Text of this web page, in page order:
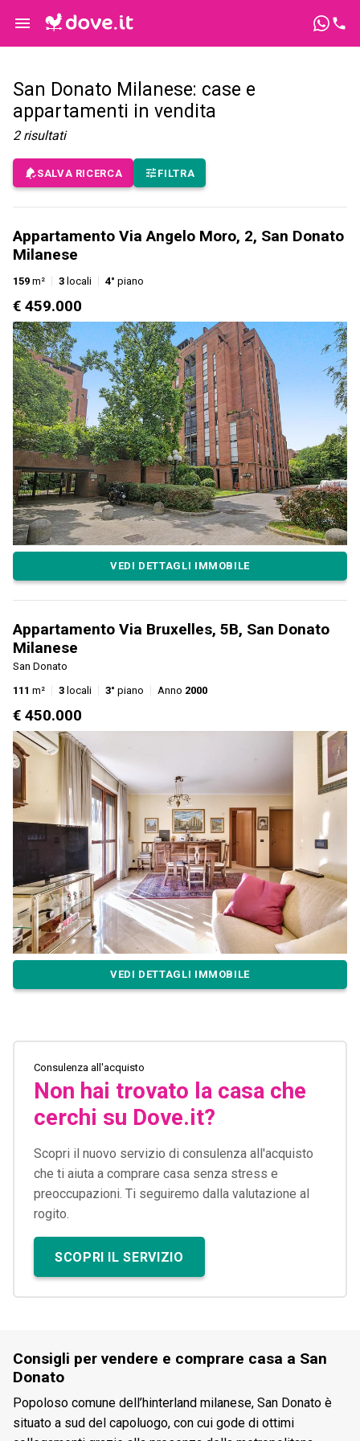
San Donato Milanese: case e
appartamenti in vendita
2 risultati
SALVA RICERCA FILTRA
Appartamento Via Angelo Moro, 2, San Donato
Milanese
159 m² 3 locali 4° piano
€ 459.000
VEDI DETTAGLI IMMOBILE
Appartamento Via Bruxelles, 5B, San Donato
Milanese
San Donato
111 m² 3 locali 3° piano Anno 2000
€ 450.000
VEDI DETTAGLI IMMOBILE
Consulenza all'acquisto
Non hai trovato la casa che
cerchi su Dove.it?
Scopri il nuovo servizio di consulenza all'acquisto
che ti aiuta a comprare casa senza stress e
preoccupazioni. Ti seguiremo dalla valutazione al
rogito.
SCOPRI IL SERVIZIO
Consigli per vendere e comprare casa a San
Donato
Popoloso comune dell’hinterland milanese, San Donato è
situato a sud del capoluogo, con cui gode di ottimi